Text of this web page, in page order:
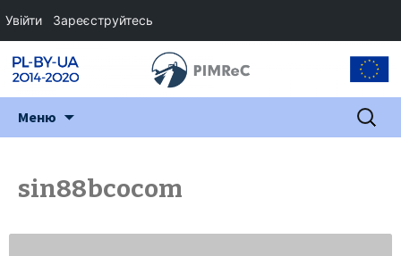
Меню Пошук:
sin88bcocom
Увійти Зареєструйтесь